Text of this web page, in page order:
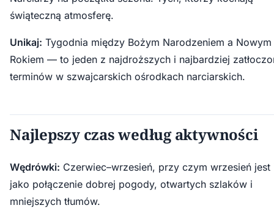
świąteczną atmosferę.
Unikaj: Tygodnia między Bożym Narodzeniem a Nowym
Rokiem — to jeden z najdroższych i najbardziej
terminów w szwajcarskich ośrodkach narciarskich.
Najlepszy czas według aktywności
Wędrówki: Czerwiec–wrzesień, przy czym wrzesień jest
jako połączenie dobrej pogody, otwartych szlaków i
mniejszych tłumów.